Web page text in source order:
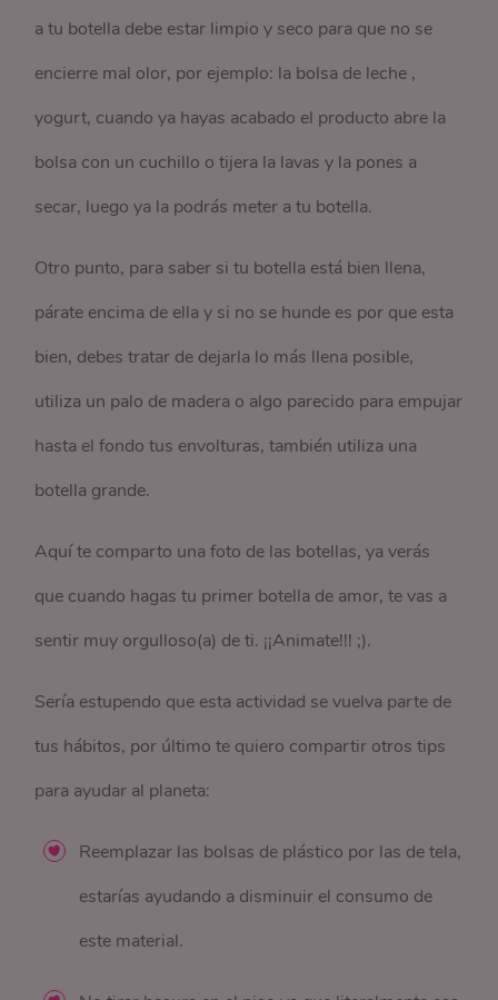
a tu botella debe estar limpio y seco para que no se
encierre mal olor, por ejemplo: la bolsa de leche ,
yogurt, cuando ya hayas acabado el producto abre la
bolsa con un cuchillo o tijera la lavas y la pones a
secar, luego ya la podrás meter a tu botella.
Otro punto, para saber si tu botella está bien llena,
párate encima de ella y si no se hunde es por que esta
bien, debes tratar de dejarla lo más llena posible,
utiliza un palo de madera o algo parecido para empujar
hasta el fondo tus envolturas, también utiliza una
botella grande.
Aquí te comparto una foto de las botellas, ya verás
que cuando hagas tu primer botella de amor, te vas a
sentir muy orgulloso(a) de ti. ¡¡Animate!!! ;).
Sería estupendo que esta actividad se vuelva parte de
tus hábitos, por último te quiero compartir otros tips
para ayudar al planeta:
Reemplazar las bolsas de plástico por las de tela,
estarías ayudando a disminuir el consumo de
este material.